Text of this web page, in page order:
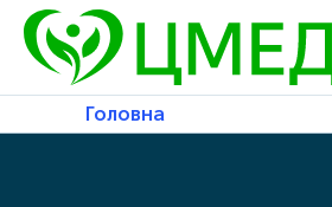
Головна